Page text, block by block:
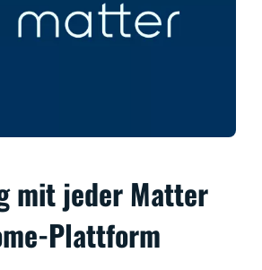
mit jeder Matter
Plattform